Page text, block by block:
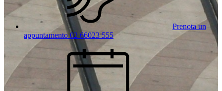
Prenota un
appuntamento 02 66023 555